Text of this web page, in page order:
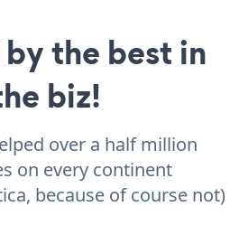
the best in
biz!
over a half million
on every continent
because of course not)